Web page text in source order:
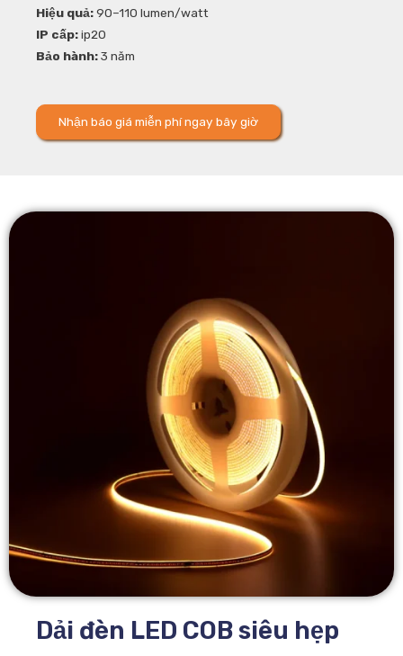
Hiệu quả:90–110 lumen/watt
IP cấp:ip20
Bảo hành:3 năm
Nhận báo giá miễn phí ngay bây giờ
Dải đèn LED COB siêu hẹp